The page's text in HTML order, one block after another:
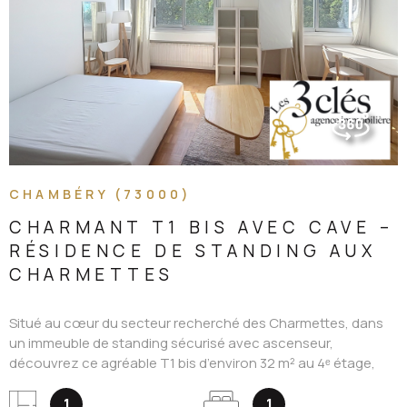
CHAMBÉRY (73000)
CHARMANT T1 BIS AVEC CAVE –
RÉSIDENCE DE STANDING AUX
CHARMETTES
Situé au cœur du secteur recherché des Charmettes, dans
un immeuble de standing sécurisé avec ascenseur,
découvrez ce agréable T1 bis d’environ 32 m² au 4ᵉ étage,
pied-à-terre confortable. L’appartement se compose : d’un
VOIR LE BIEN